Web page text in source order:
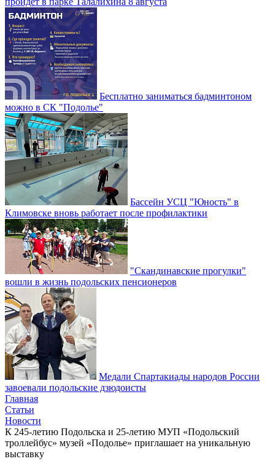
Бесплатно заниматься бадминтоном
можно в СК "Подолье"
Бассейн УСЦ "Юность" в
Климовске вновь работает после профилактики
"Скандинавские прогулки"
вошли в жизнь подольских пенсионеров
Медали Спартакиады народов России
завоевали подольские дзюдоисты
Главная
Статьи
Новости
К 245-летию Подольска и 25-летию МУП «Подольский
троллейбус» музей «Подолье» приглашает на уникальную
выставку